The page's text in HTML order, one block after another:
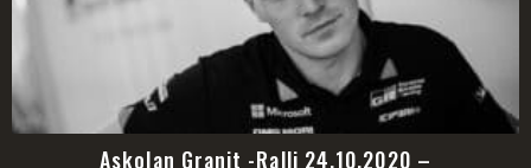
Askolan Granit -Ralli 24.10.2020 –